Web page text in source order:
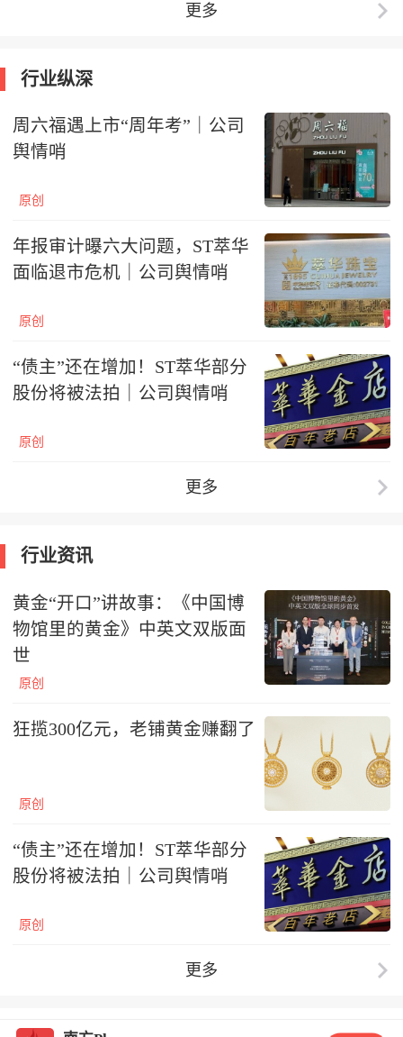
更多
行业纵深
周六福遇上市“周年考”｜公司
舆情哨
原创
年报审计曝六大问题，ST萃华
面临退市危机｜公司舆情哨
原创
“债主”还在增加！ST萃华部分
股份将被法拍｜公司舆情哨
原创
更多
行业资讯
黄金“开口”讲故事：《中国博
物馆里的黄金》中英文双版面
世
原创
狂揽300亿元，老铺黄金赚翻了
原创
“债主”还在增加！ST萃华部分
股份将被法拍｜公司舆情哨
原创
更多